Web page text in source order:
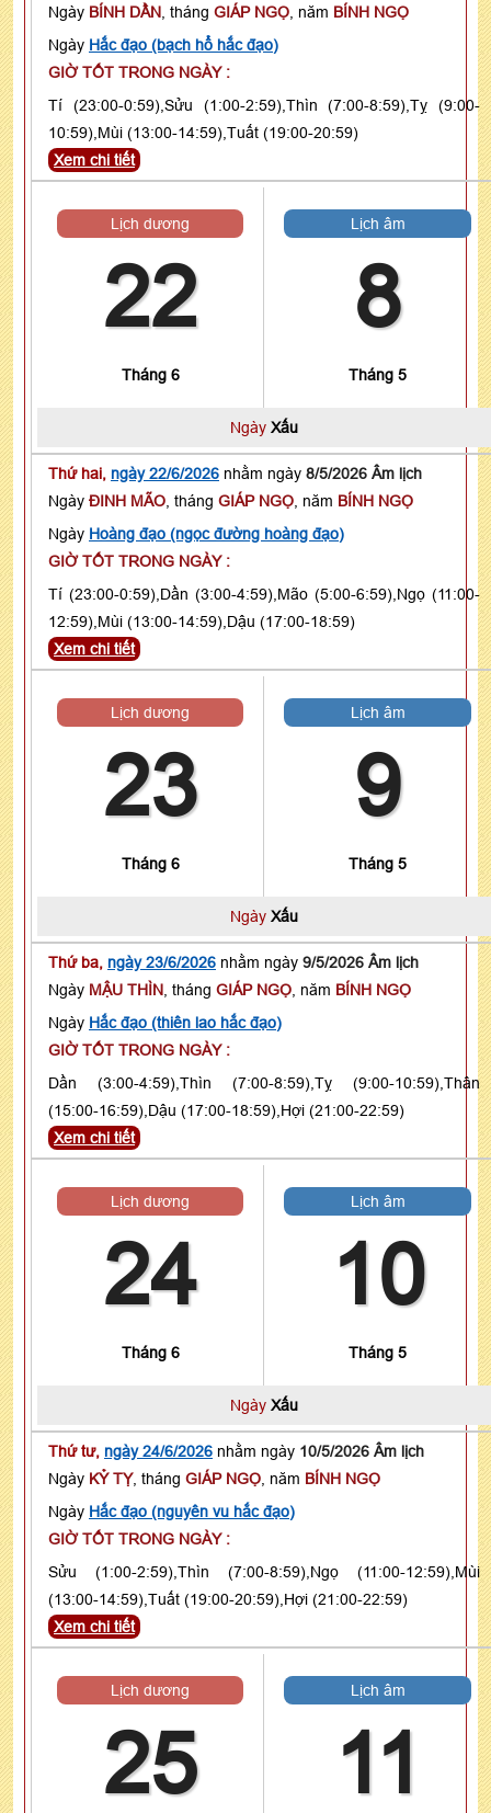
Ngày BÍNH DẦN , tháng GIÁP NGỌ , năm BÍNH NGỌ
Ngày Hắc đạo (bạch hổ hắc đạo)
GIỜ TỐT TRONG NGÀY :
Tí (23:00-0:59),Sửu (1:00-2:59),Thìn (7:00-8:59),Tỵ (9:00-
10:59),Mùi (13:00-14:59),Tuất (19:00-20:59)
Xem chi tiết
Lịch dương
22
Tháng 6
Lịch âm
8
Tháng 5
Ngày Xấu
Thứ hai, ngày 22/6/2026 nhằm ngày 8/5/2026 Âm lịch
Ngày ĐINH MÃO , tháng GIÁP NGỌ , năm BÍNH NGỌ
Ngày Hoàng đạo (ngọc đường hoàng đạo)
GIỜ TỐT TRONG NGÀY :
Tí (23:00-0:59),Dần (3:00-4:59),Mão (5:00-6:59),Ngọ (11:00-
12:59),Mùi (13:00-14:59),Dậu (17:00-18:59)
Xem chi tiết
Lịch dương
23
Tháng 6
Lịch âm
9
Tháng 5
Ngày Xấu
Thứ ba, ngày 23/6/2026 nhằm ngày 9/5/2026 Âm lịch
Ngày MẬU THÌN , tháng GIÁP NGỌ , năm BÍNH NGỌ
Ngày Hắc đạo (thiên lao hắc đạo)
GIỜ TỐT TRONG NGÀY :
Dần (3:00-4:59),Thìn (7:00-8:59),Tỵ (9:00-10:59),Thân
(15:00-16:59),Dậu (17:00-18:59),Hợi (21:00-22:59)
Xem chi tiết
Lịch dương
24
Tháng 6
Lịch âm
10
Tháng 5
Ngày Xấu
Thứ tư, ngày 24/6/2026 nhằm ngày 10/5/2026 Âm lịch
Ngày KỶ TỴ, tháng GIÁP NGỌ , năm BÍNH NGỌ
Ngày Hắc đạo (nguyên vu hắc đạo)
GIỜ TỐT TRONG NGÀY :
Sửu (1:00-2:59),Thìn (7:00-8:59),Ngọ (11:00-12:59),Mùi
(13:00-14:59),Tuất (19:00-20:59),Hợi (21:00-22:59)
Xem chi tiết
Lịch dương
25
Lịch âm
11